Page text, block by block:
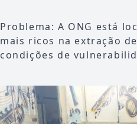
Problema: A ONG está
mais ricos na extração
condições de